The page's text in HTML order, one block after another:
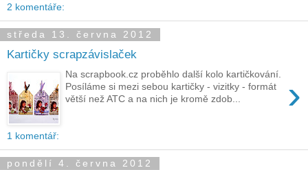
2 komentáře:
středa 13. června 2012
Kartičky scrapzávislaček
›
Na scrapbook.cz proběhlo další kolo kartičkování.
Posíláme si mezi sebou kartičky - vizitky - formát
větší než ATC a na nich je kromě zdob...
1 komentář:
pondělí 4. června 2012